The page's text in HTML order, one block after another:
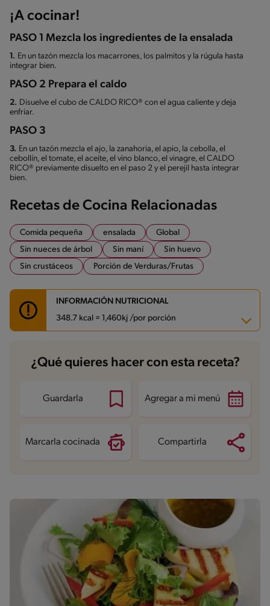
¡A cocinar!
PASO 1 Mezcla los ingredientes de la ensalada
1. En un tazón mezcla los macarrones, los palmitos y la rúgula hasta
integrar bien.
PASO 2 Prepara el caldo
2. Disuelve el cubo de CALDO RICO® con el agua caliente y deja
enfriar.
PASO 3
3. En un tazón mezcla el ajo, la zanahoria, el apio, la cebolla, el
cebollín, el tomate, el aceite, el vino blanco, el vinagre, el CALDO
RICO® previamente disuelto en el paso 2 y el perejil hasta integrar
bien.
Recetas de Cocina Relacionadas
Comida pequeña ensalada
Global
Sin nueces de árbol
Sin maní
Sin huevo
Sin crustáceos
Porción de Verduras/Frutas
INFORMACIÓN NUTRICIONAL
348.7 kcal = 1,460kj /por porción
Carbohidratos 55.4 g
Energía 348.7 kcal
Proteína
Grasas saturadas 1.4 g
¿Qué quieres hacer con esta receta?
Guardarla Agregar a mi menú
Marcarla cocinada Compartirla